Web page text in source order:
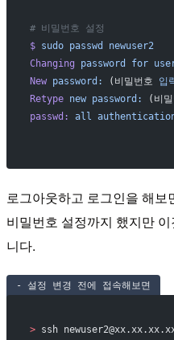
# 비밀번호 설정
$ sudo passwd
newuser2
Changing password for
New password: (비밀번호 입
Retype new password: (비밀
passwd:
all
로그아웃하고 로그인을 해보
비밀번호 설정까지 했지만
니다.
- 설정 변경 전에 접속해보면
> ssh